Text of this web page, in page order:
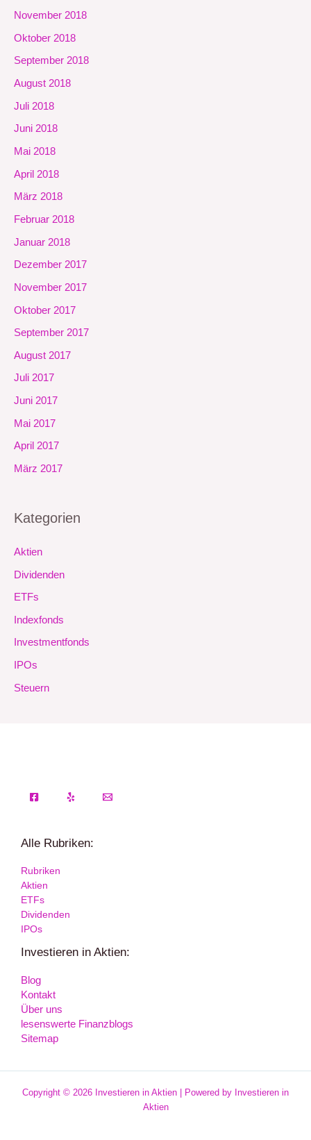
November 2018
Oktober 2018
September 2018
August 2018
Juli 2018
Juni 2018
Mai 2018
April 2018
März 2018
Februar 2018
Januar 2018
Dezember 2017
November 2017
Oktober 2017
September 2017
August 2017
Juli 2017
Juni 2017
Mai 2017
April 2017
März 2017
Kategorien
Aktien
Dividenden
ETFs
Indexfonds
Investmentfonds
IPOs
Steuern
Alle Rubriken:
Rubriken
Aktien
ETFs
Dividenden
IPOs
Investieren in Aktien:
Blog
Kontakt
Über uns
lesenswerte Finanzblogs
Sitemap
Copyright © 2026 Investieren in Aktien | Powered by Investieren in
Aktien